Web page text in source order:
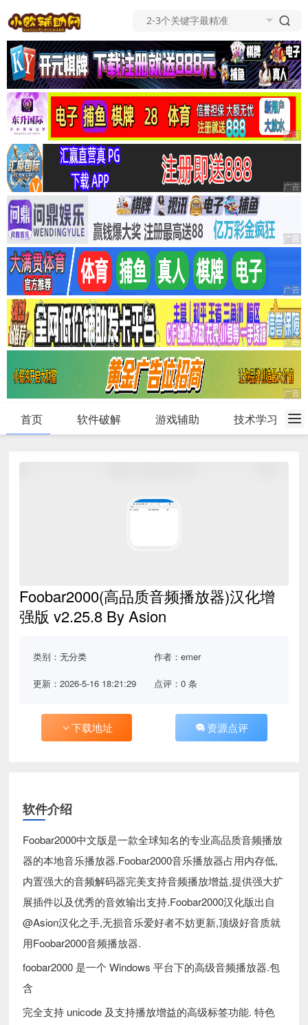
首页 软件破解 游戏辅助 技术学习
Foobar2000(高品质音频播放器)汉化增
强版 v2.25.8 By Asion
类别：无分类 作者：emer
更新：2026-5-16 18:21:29 点评：0 条
下载地址 资源点评
软件介绍
Foobar2000中文版是一款全球知名的专业高品质音频播放
器的本地音乐播放器.Foobar2000音乐播放器占用内存低,
内置强大的音频解码器完美支持音频播放增益,提供强大扩
展插件以及优秀的音效输出支持.Foobar2000汉化版出自
@Asion汉化之手,无损音乐爱好者不妨更新,顶级好音质就
用Foobar2000音频播放器.
foobar2000 是一个 Windows 平台下的高级音频播放器.包
含
完全支持 unicode 及支持播放增益的高级标签功能. 特色